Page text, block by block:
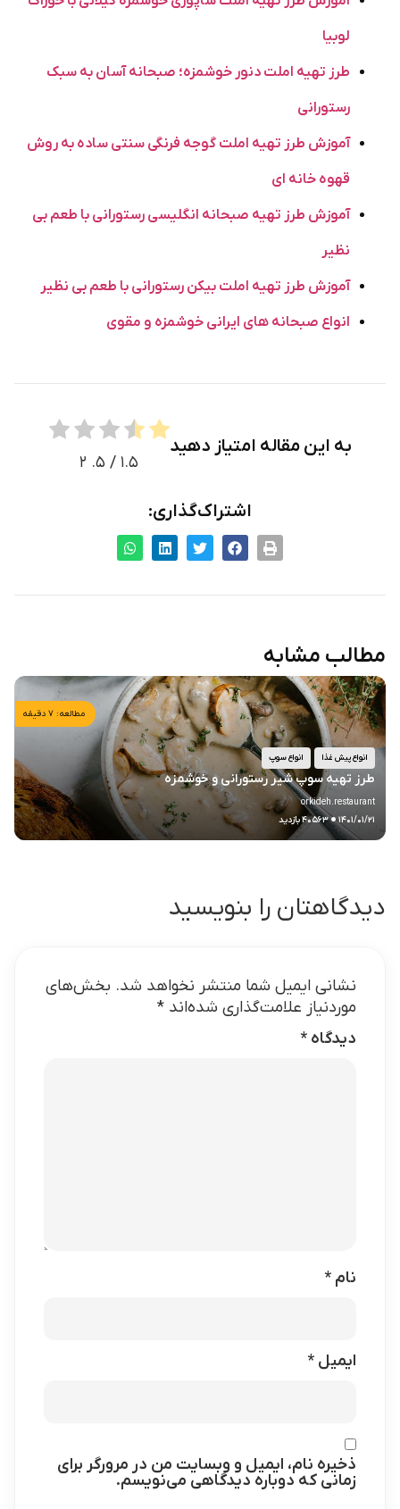
لوبیا
طرز تهیه املت دنور خوشمزه؛ صبحانه آسان به سبک
رستورانی
آموزش طرز تهیه املت گوجه فرنگی سنتی ساده به روش
قهوه خانه ای
آموزش طرز تهیه صبحانه انگلیسی رستورانی با طعم بی
نظیر
آموزش طرز تهیه املت بیکن رستورانی با طعم بی نظیر
انواع صبحانه های ایرانی خوشمزه و مقوی
به این مقاله امتیاز دهید
۱.۵ / ۵. ۲
اشتراک‌گذاری:
مطالب مشابه
مطالعه: ۷ دقیقه
انواع پیش غذا انواع سوپ
طرز تهیه سوپ شیر رستورانی و خوشمزه
orkideh.restaurant
۱۴۰۱/۰۱/۲۱.۴۰۵۶۳ بازدید
دیدگاهتان را بنویسید
نشانی ایمیل شما منتشر نخواهد شد. بخش‌های
موردنیاز علامت‌گذاری شده‌اند *
دیدگاه *
نام *
ایمیل *
ذخیره نام، ایمیل و وبسایت من در مرورگر برای
زمانی که دوباره دیدگاهی می‌نویسم.